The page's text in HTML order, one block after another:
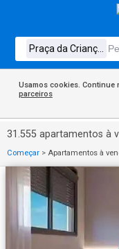
Usamos cookies. Continue
parceiros
31.555 apartamentos à
Começar > Apartamentos à